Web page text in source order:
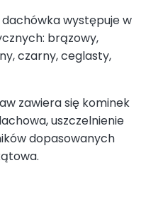
dachówka występuje w
brązowy,
czarny, ceglasty,
zawiera się kominek
uszczelnienie
dopasowanych